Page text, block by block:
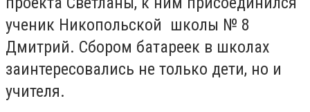
ученик Никопольской школы № 8
Дмитрий. Сбором батареек в школах
заинтересовались не только дети, но и
учителя.